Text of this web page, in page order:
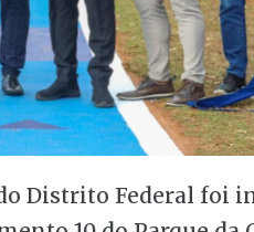
Distrito Federal foi